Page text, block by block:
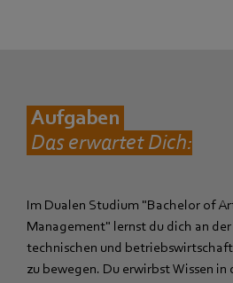
Aufgaben
Das erwartet Dich:
Im Dualen Studium "Bachelor of
Management" lernst du dich an
technischen und
zu bewegen. Du erwirbst Wissen in